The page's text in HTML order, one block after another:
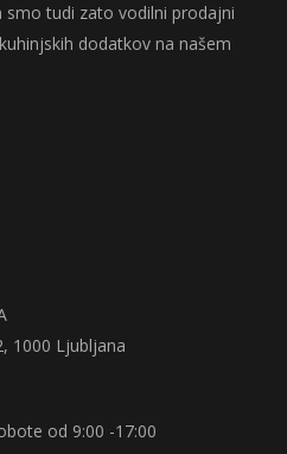
smo tudi zato vodilni prodajni
dodatkov na našem
1000 Ljubljana
od 9:00 -17:00